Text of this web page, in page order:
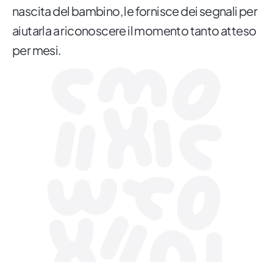
nascita del bambino, le fornisce dei segnali per
aiutarla a riconoscere il momento tanto atteso
per mesi.